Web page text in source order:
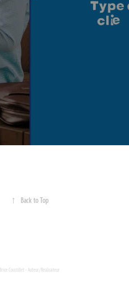
↑ Back to Top
Brice Coustillet - Auteur/Réalisateur